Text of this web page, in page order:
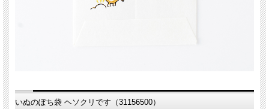
いぬのぽち袋 ヘソクリです（31156500）